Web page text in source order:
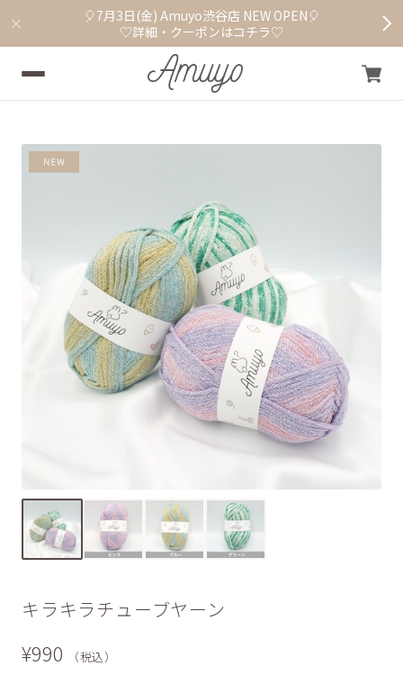
🎈7月3日(金) Amuyo渋谷店 NEW OPEN🎈
♡詳細・クーポンはコチラ♡
キラキラチューブヤーン
¥990 （税込）